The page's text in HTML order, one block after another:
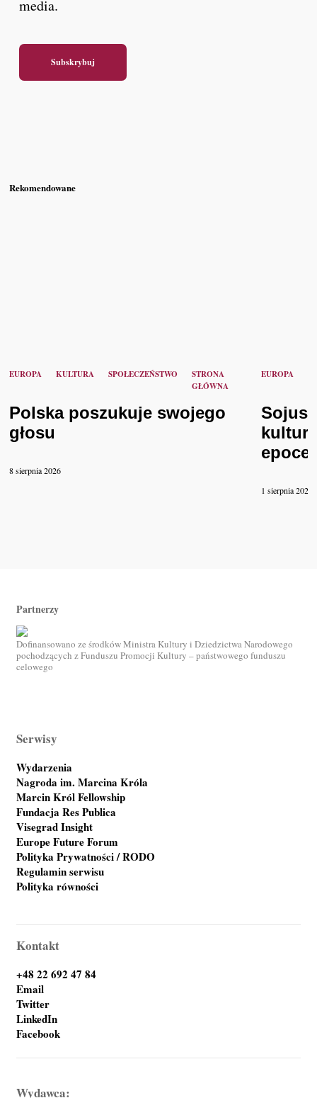
media.
Subskrybuj
Rekomendowane
EUROPA KULTURA SPOŁECZEŃSTWO
STRONA
GŁÓWNA
Polska poszukuje swojego
głosu
8 sierpnia 2026
EUROPA
epoce
1 sierpnia 2026
Partnerzy
Dofinansowano ze środków Ministra Kultury i Dziedzictwa Narodowego
pochodzących z Funduszu Promocji Kultury – państwowego funduszu
celowego
Serwisy
Wydarzenia
Nagroda im. Marcina Króla
Marcin Król Fellowship
Fundacja Res Publica
Visegrad Insight
Europe Future Forum
Polityka Prywatności / RODO
Regulamin serwisu
Polityka równości
Kontakt
+48 22 692 47 84
Email
Twitter
LinkedIn
Facebook
Wydawca: